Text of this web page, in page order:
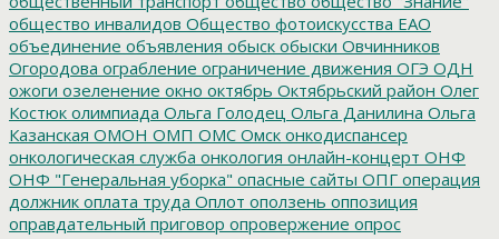
общество инвалидов Общество фотоискусства ЕАО
объединение объявления обыск обыски Овчинников
Огородова ограбление ограничение движения ОГЭ ОДН
ожоги озеленение окно октябрь Октябрьский район Олег
Костюк олимпиада Ольга Голодец Ольга Данилина Ольга
Казанская ОМОН ОМП ОМС Омск онкодиспансер
онкологическая служба онкология онлайн-концерт ОНФ
ОНФ "Генеральная уборка" опасные сайты ОПГ операция
должник оплата труда Оплот оползень оппозиция
оправдательный приговор опровержение опрос